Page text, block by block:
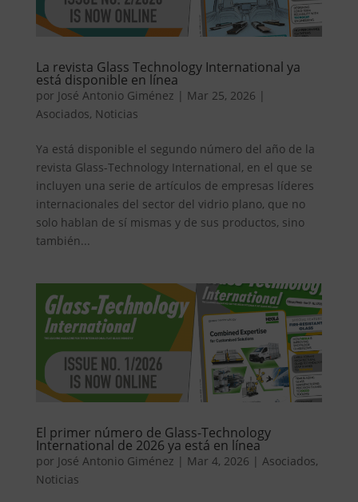
La revista Glass Technology International ya
está disponible en línea
por José Antonio Giménez | Mar 25, 2026 |
Asociados, Noticias
Ya está disponible el segundo número del año de la
revista Glass-Technology International, en el que se
incluyen una serie de artículos de empresas líderes
internacionales del sector del vidrio plano, que no
solo hablan de sí mismas y de sus productos, sino
también...
El primer número de Glass-Technology
International de 2026 ya está en línea
por José Antonio Giménez | Mar 4, 2026 | Asociados,
Noticias